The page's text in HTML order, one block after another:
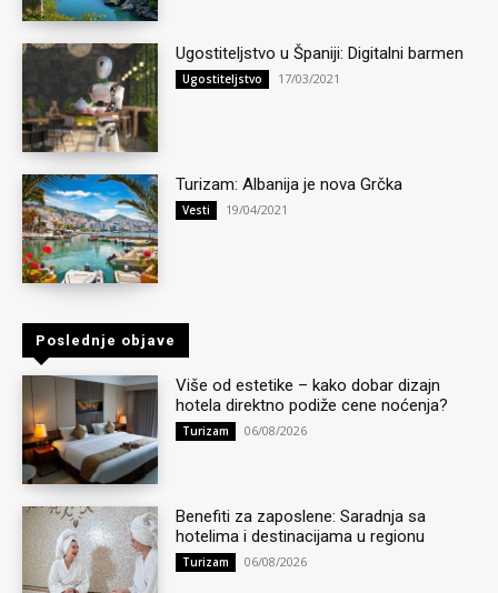
Ugostiteljstvo u Španiji: Digitalni barmen
Ugostiteljstvo 17/03/2021
Turizam: Albanija je nova Grčka
Vesti 19/04/2021
Poslednje objave
Više od estetike – kako dobar dizajn
hotela direktno podiže cene noćenja?
Turizam 06/08/2026
Benefiti za zaposlene: Saradnja sa
hotelima i destinacijama u regionu
Turizam 06/08/2026